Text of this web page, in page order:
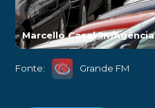
Marcello Casal Jr./
Fonte: Grande FM